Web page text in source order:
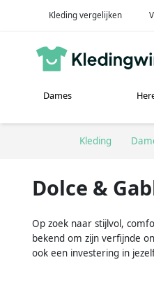
Kleding vergelijken
Dames
Kleding
Dolce &
Op zoek naar stijlvol,
bekend om zijn verfijnde
ook een investering in